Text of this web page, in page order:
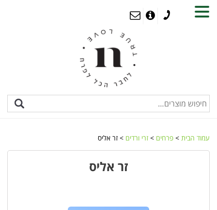
עמוד הבית > פרחים > זרי ורדים > זר אליס
זר אליס